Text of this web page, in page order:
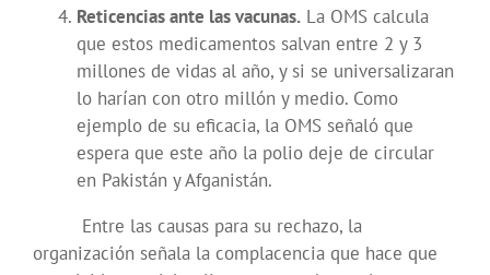
Reticencias ante las vacunas. La OMS calcula
que estos medicamentos salvan entre 2 y 3
millones de vidas al año, y si se universalizaran
lo harían con otro millón y medio. Como
ejemplo de su eficacia, la OMS señaló que
espera que este año la polio deje de circular
en Pakistán y Afganistán.
Entre las causas para su rechazo, la
organización señala la complacencia que hace que